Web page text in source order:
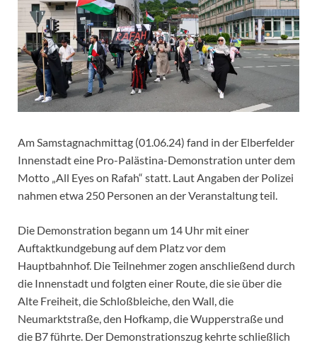
Am Samstagnachmittag (01.06.24) fand in der Elberfelder
Innenstadt eine Pro-Palästina-Demonstration unter dem
Motto „All Eyes on Rafah“ statt. Laut Angaben der Polizei
nahmen etwa 250 Personen an der Veranstaltung teil.
Die Demonstration begann um 14 Uhr mit einer
Auftaktkundgebung auf dem Platz vor dem
Hauptbahnhof. Die Teilnehmer zogen anschließend durch
die Innenstadt und folgten einer Route, die sie über die
Alte Freiheit, die Schloßbleiche, den Wall, die
Neumarktstraße, den Hofkamp, die Wupperstraße und
die B7 führte. Der Demonstrationszug kehrte schließlich